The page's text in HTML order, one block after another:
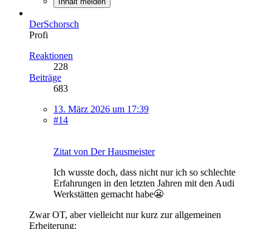
DerSchorsch
Profi
Reaktionen
228
Beiträge
683
13. März 2026 um 17:39
#14
Zitat von Der Hausmeister
Ich wusste doch, dass nicht nur ich so schlechte
Erfahrungen in den letzten Jahren mit den Audi
Werkstätten gemacht habe😬
Zwar OT, aber vielleicht nur kurz zur allgemeinen
Erheiterung: